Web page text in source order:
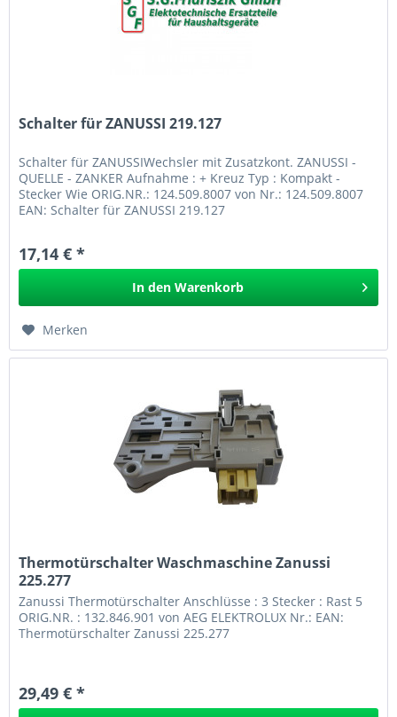
Schalter für ZANUSSI 219.127
Schalter für ZANUSSIWechsler mit Zusatzkont. ZANUSSI -
QUELLE - ZANKER Aufnahme : + Kreuz Typ : Kompakt -
Stecker Wie ORIG.NR.: 124.509.8007 von Nr.: 124.509.8007
EAN: Schalter für ZANUSSI 219.127
17,14 € *
In den Warenkorb
Merken
Thermotürschalter Waschmaschine Zanussi
225.277
Zanussi Thermotürschalter Anschlüsse : 3 Stecker : Rast 5
ORIG.NR. : 132.846.901 von AEG ELEKTROLUX Nr.: EAN:
Thermotürschalter Zanussi 225.277
29,49 € *